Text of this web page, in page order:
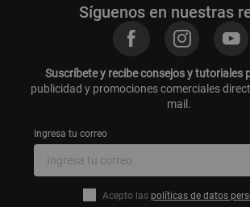
pensando en la diversión y la interacción social,
seas, en Promart.pe encontrarás algo que se ajuste a
Explora más productosNintendo :
Consolas Nintendo
Figuras de Acción Nintendo
Estuches Gamer Nintendo
Figuras de Colección Nintendo
Accesorios Gamer Nintendo
Síguenos en nuestras
Suscríbete y recibe consejos y tutoriales
publicidad y promociones comerciales
mail.
Ingresa tu correo
Acepto las políticas de datos